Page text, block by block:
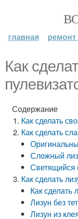
главная ремонт
Как
Содержание
Как сделать
Как сделать
Сложный
Светящийся
Как сделать
Как сделать
Лизун без
Лизун из